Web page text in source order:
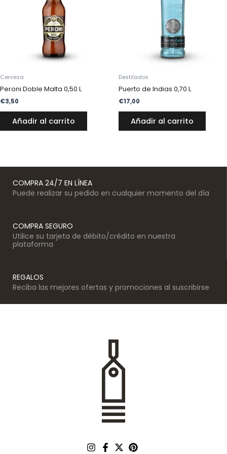
Cerveza
Peroni Doble Malta 0,50 L
€3,50
Añadir al carrito
Destilados
Puerto de Indias 0,70 L
€17,00
Añadir al carrito
COMPRA 24/7 EN LÍNEA
Puede realizar su pedido en cualquier momento del día
COMPRA SEGURO
Utilice su tarjeta de débito/crédito en nuestra
plataforma
REGALOS
Reciba las mejores ofertas y promociones al suscribirse